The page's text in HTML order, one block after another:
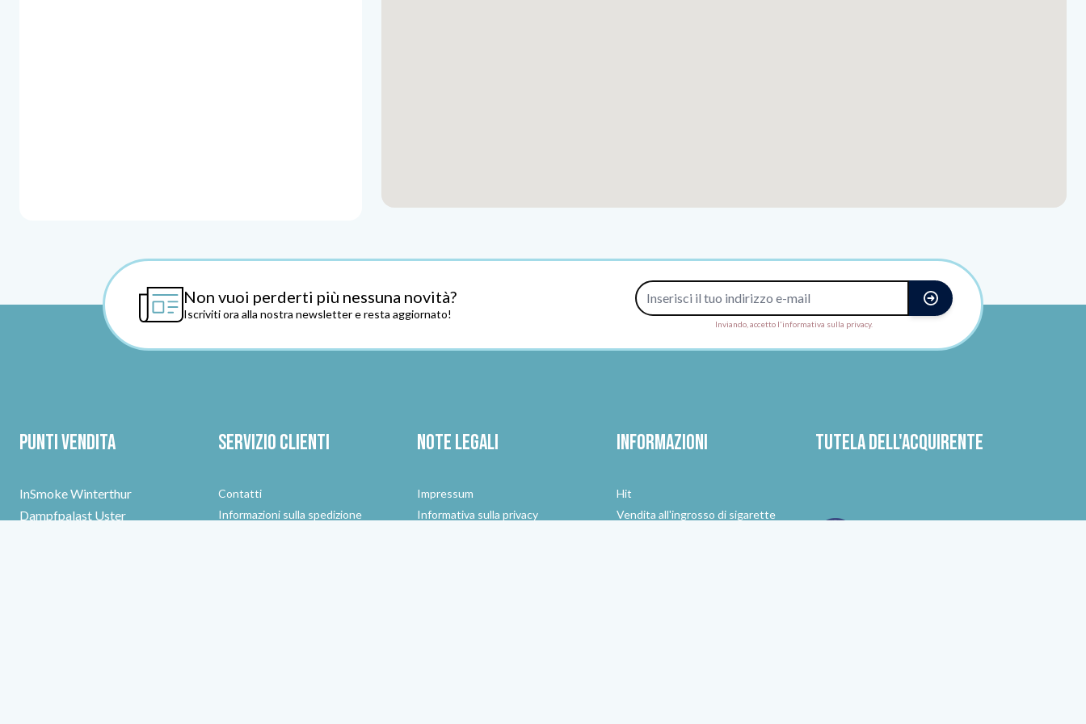
Non vuoi perderti più nessuna novità?
Iscriviti ora alla nostra newsletter e resta aggiornato!
Indirizzo e-mail
Inviando, accetto l'informativa sulla privacy.
Punti vendita
InSmoke Winterthur
Dampfpalast Uster
Servizio clienti
Contatti
Informazioni sulla spedizione
Note legali
Impressum
Informativa sulla privacy
Informazioni
Hit
Vendita all'ingrosso di sigarette
Tutela dell'acquirente
InVape è membro dell'HANDELSVER